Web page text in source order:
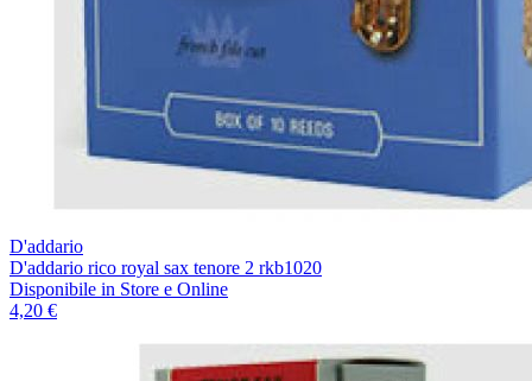
D'addario
D'addario rico royal sax tenore 2 rkb1020
Disponibile in Store e Online
4,20 €